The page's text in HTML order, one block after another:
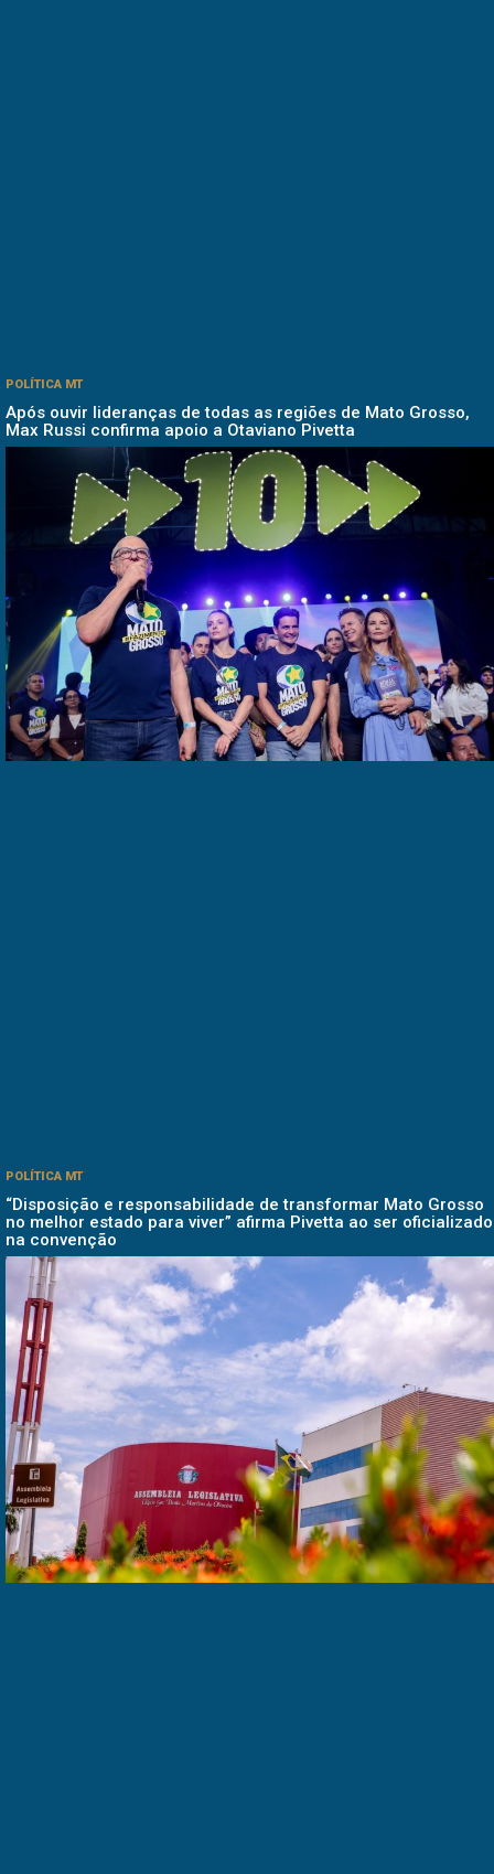
POLÍTICA MT
Após ouvir lideranças de todas as regiões de Mato Grosso,
Max Russi confirma apoio a Otaviano Pivetta
POLÍTICA MT
“Disposição e responsabilidade de transformar Mato Grosso
no melhor estado para viver” afirma Pivetta ao ser oficializado
na convenção